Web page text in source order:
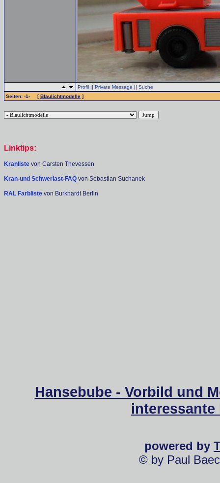
Profil || Private Message || Suche
Seiten: -1- [Blaulichtmodelle ]
Linktips:
Kranliste von Carsten Thevessen
Kran-und Schwerlast-FAQ von Sebastian Suchanek
RAL Farbliste von Burkhardt Berlin
Hansebube - Vorbild und
powered by
© by Paul